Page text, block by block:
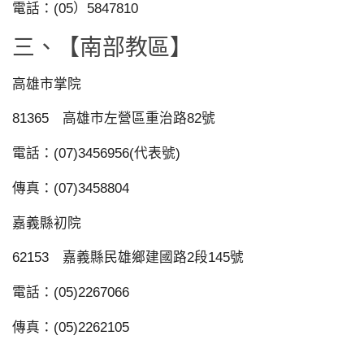
電話：(05）5847810
三、【南部教區】
高雄市掌院
81365 高雄市左營區重治路82號
電話：(07)3456956(代表號)
傳真：(07)3458804
嘉義縣初院
62153 嘉義縣民雄鄉建國路2段145號
電話：(05)2267066
傳真：(05)2262105